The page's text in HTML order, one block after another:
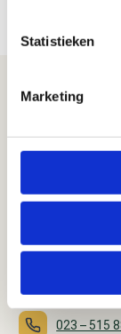
Statistieken
Marketing
Bezoekadres
2012 JM Haarlem
Contact
023 – 515